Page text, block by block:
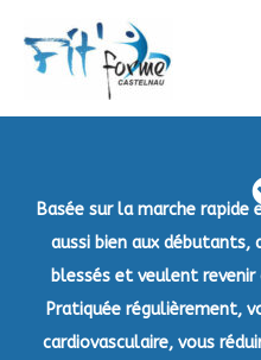
Basée sur la marche rapide
aussi bien aux débutants,
blessés et veulent
Pratiquée régulièrement,
cardiovasculaire, vous